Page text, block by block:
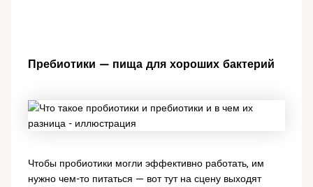
Пребиотики — пища для хороших бактерий
Чтобы пробиотики могли эффективно работать, им
нужно чем-то питаться — вот тут на сцену выходят